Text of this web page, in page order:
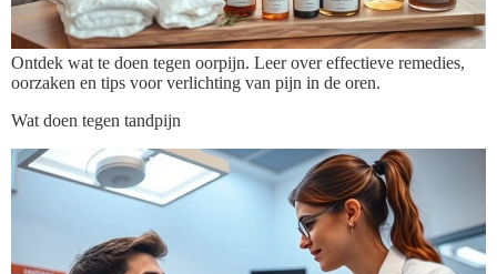
Ontdek wat te doen tegen oorpijn. Leer over effectieve remedies,
oorzaken en tips voor verlichting van pijn in de oren.
Wat doen tegen tandpijn